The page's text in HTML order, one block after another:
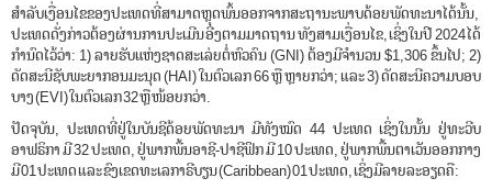
ສໍາລັບເງື່ອນໄຂຂອງປະເທດທີ່ສາມາດຫຼຸດພົ້ນອອກຈາກສະຖານະພາບດ້ອຍພັດທະນາໄດ້ນັ້ນ,
ປະເທດດັ່ງກ່າວຕ້ອງຜ່ານການປະເມີນ ອີງຕາມມາດຖານ ທັງສາມເງື່ອນໄຂ, ເຊິ່ງໃນປີ 2024 ໄດ້
ກໍານົດໄວ້ວ່າ: 1) ລາຍຮັບແຫ່ງຊາດສະເລ່ຍຕໍ່ຫົວຄົນ (GNI) ຕ້ອງມີຈໍານວນ $1,306 ຂຶ້ນໄປ; 2)
ດັດສະນີຊັບພະຍາກອນມະນຸດ (HAI) ໃນຕົວເລກ 66 ຫຼື ຫຼາຍກວ່າ; ແລະ 3) ດັດສະນີຄວາມບອບ
ບາງ (EVI) ໃນຕົວເລກ 32 ຫຼື ໜ້ອຍກວ່າ.
ປັດຈຸບັນ, ປະເທດທີ່ຢູ່ໃນບັນຊີດ້ອຍພັດທະນາ ມີທັງໝົດ 44 ປະເທດ ເຊິ່ງໃນນັ້ນ ຢູ່ທະວີບ
ອາຟຣິກາ ມີ 32 ປະເທດ, ຢູ່ພາກພື້ນອາຊີ-ປາຊີຟິກ ມີ 10 ປະເທດ, ຢູ່ພາກພື້ນຕາເວັນອອກກາງ
ມີ 01 ປະເທດ ແລະ ຂົງເຂດທະເລກາຣີບຽນ (Caribbean) 01 ປະເທດ, ເຊິ່ງມີລາຍລະອຽດຄື: